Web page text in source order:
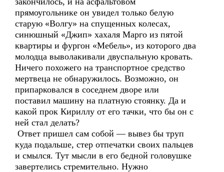
прямоугольнике он увидел только белую
старую «Волгу» на спущенных колесах,
синюшный «Джип» хахаля Марго из пятой
квартиры и фургон «Мебель», из которого два
молодца выволакивали двуспальную кровать.
Ничего похожего на транспортное средство
мертвеца не обнаружилось. Возможно, он
припарковался в соседнем дворе или
поставил машину на платную стоянку. Да и
какой прок Кириллу от его тачки, что бы он с
ней стал делать?
Ответ пришел сам собой — вывез бы труп
куда подальше, стер отпечатки своих пальцев
и смылся. Тут мысли в его бедной головушке
завертелись стремительно. Нужно